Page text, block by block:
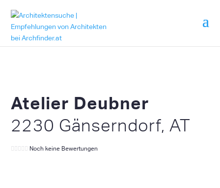
Atelier Deubner
2230 Gänserndorf, AT
Noch keine Bewertungen